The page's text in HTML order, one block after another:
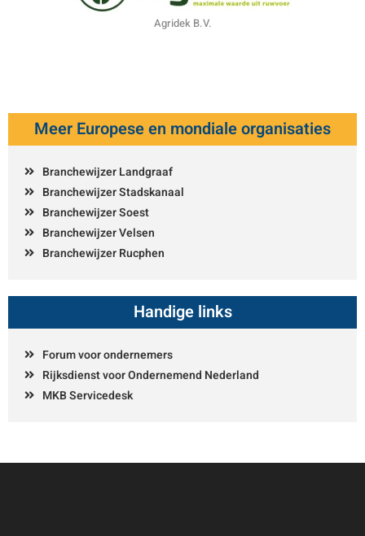
Agridek B.V.
Meer Europese en mondiale organisaties
Branchewijzer Landgraaf
Branchewijzer Stadskanaal
Branchewijzer Soest
Branchewijzer Velsen
Branchewijzer Rucphen
Handige links
Forum voor ondernemers
Rijksdienst voor Ondernemend Nederland
MKB Servicedesk